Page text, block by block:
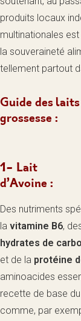
produits locaux
multinationales
la souveraineté
tellement partout
Guide des
grossesse :
1- Lait
d’Avoine :
Des nutriments
la vitamine B6,
hydrates de
et de la protéine
aminoacides
recette de base du
comme, par